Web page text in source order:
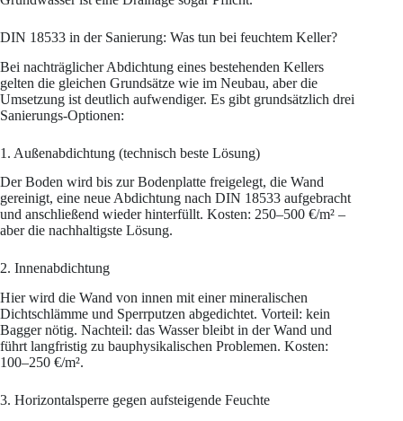
DIN 18533 in der Sanierung: Was tun bei feuchtem Keller?
Bei nachträglicher Abdichtung eines bestehenden Kellers
gelten die gleichen Grundsätze wie im Neubau, aber die
Umsetzung ist deutlich aufwendiger. Es gibt grundsätzlich drei
Sanierungs-Optionen:
1. Außenabdichtung (technisch beste Lösung)
Der Boden wird bis zur Bodenplatte freigelegt, die Wand
gereinigt, eine neue Abdichtung nach DIN 18533 aufgebracht
und anschließend wieder hinterfüllt. Kosten: 250–500 €/m² –
aber die nachhaltigste Lösung.
2. Innenabdichtung
Hier wird die Wand von innen mit einer mineralischen
Dichtschlämme und Sperrputzen abgedichtet. Vorteil: kein
Bagger nötig. Nachteil: das Wasser bleibt in der Wand und
führt langfristig zu bauphysikalischen Problemen. Kosten:
100–250 €/m².
3. Horizontalsperre gegen aufsteigende Feuchte